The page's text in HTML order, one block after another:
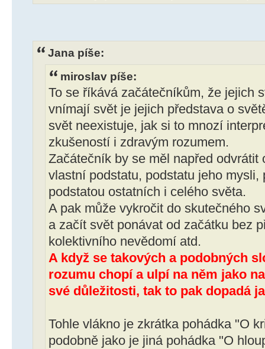
Jana píše:
miroslav píše:
To se říkává začátečníkům, že jejich
vnímají svět je jejich představa o
svět neexistuje, jak si to mnozí
zkušeností i zdravým rozumem.
Začátečník by se měl napřed odvrátit
vlastní podstatu, podstatu jeho mysli,
podstatou ostatních i celého světa.
A pak může vykročit do skutečného
a začít svět ponávat od začátku bez
kolektivního nevědomí atd.
A když se takových a podobných
rozumu chopí a ulpí na něm jako
své důležitosti, tak to pak dopadá
Tohle vlákno je zkrátka pohádka "O
podobně jako je jiná pohádka "O